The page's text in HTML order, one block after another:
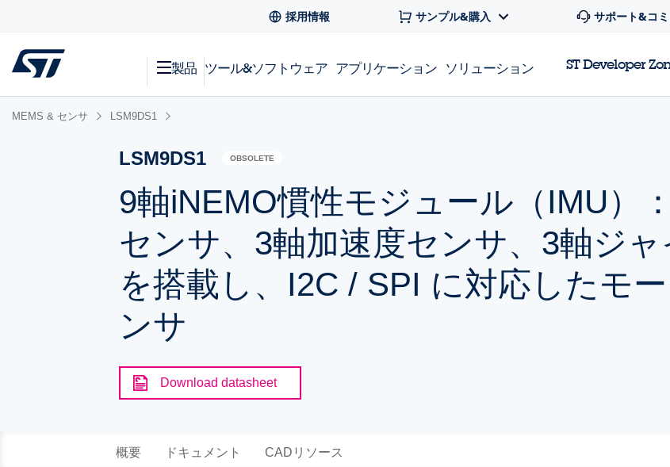
採用情報 サンプル&購入 サポート&コ
製品 ツール&ソフトウェア アプリケーション ソリューション ST Developer
MEMS & センサ LSM9DS1
LSM9DS1 OBSOLETE
9軸iNEMO慣性モジュール（IMU）
センサ、3軸加速度センサ、3軸ジ
を搭載し、I2C / SPI に対応したモ
ンサ
Download datasheet
概要 ドキュメント CADリソース